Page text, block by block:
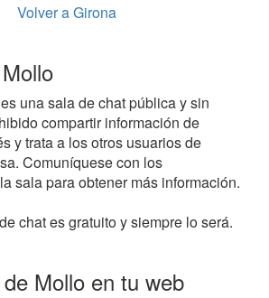
Volver a Girona
una sala de chat pública y sin
compartir información de
y trata a los otros usuarios de
Comuníquese con los
sala para obtener más información.
chat es gratuito y siempre lo será.
Mollo en tu web